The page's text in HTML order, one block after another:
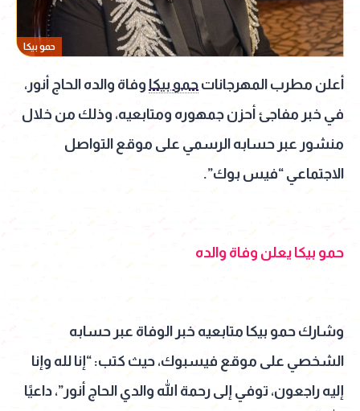
حمو بيكا
أعلن مطرب المهرجانات حمو بيكا وفاة والده الحاج أنور،
في خبر مفاجئ أحزن جمهوره ومتابعيه، وذلك من خلال
منشور عبر حسابه الرسمي على موقع التواصل
الاجتماعي “فيس بوك”.
حمو بيكا يعلن وفاة والده
وشارك حمو بيكا متابعيه خبر الوفاة عبر حسابه
الشخصي على موقع فيسبوك، حيث كتب: “إنا لله وإنا
إليه راجعون، توفي إلى رحمة الله والدي الحاج أنور”، داعيًا